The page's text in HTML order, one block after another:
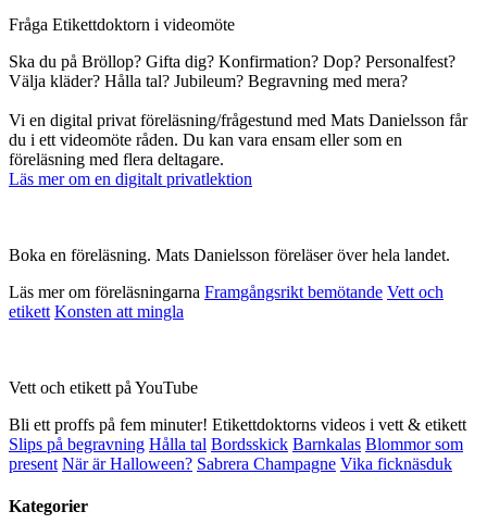
Fråga Etikettdoktorn i videomöte
Ska du på Bröllop? Gifta dig? Konfirmation? Dop? Personalfest?
Välja kläder? Hålla tal? Jubileum? Begravning med mera?
Vi en digital privat föreläsning/frågestund med Mats Danielsson får
du i ett videomöte råden. Du kan vara ensam eller som en
föreläsning med flera deltagare.
Läs mer om en digitalt privatlektion
Boka en föreläsning. Mats Danielsson föreläser över hela landet.
Läs mer om föreläsningarna Framgångsrikt bemötande Vett och
etikett Konsten att mingla
Vett och etikett på YouTube
Bli ett proffs på fem minuter! Etikettdoktorns videos i vett & etikett
Slips på begravning Hålla tal Bordsskick Barnkalas Blommor som
present När är Halloween? Sabrera Champagne Vika ficknäsduk
Kategorier